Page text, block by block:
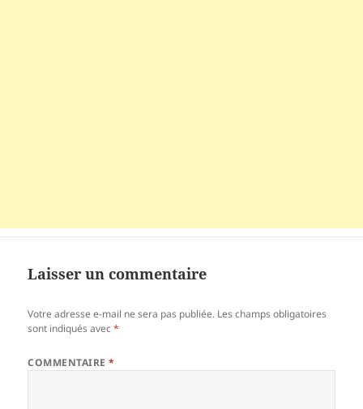
Laisser un commentaire
Votre adresse e-mail ne sera pas publiée. Les champs obligatoires
sont indiqués avec*
COMMENTAIRE*